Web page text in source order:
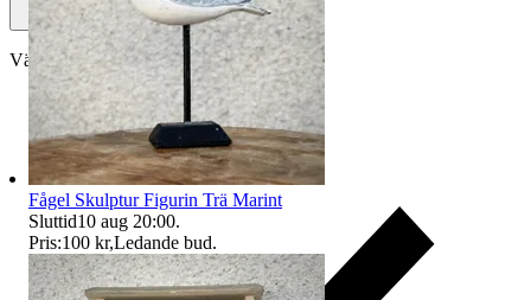
Välj till köparskydd
Fågel Skulptur Figurin Trä Marint
Sluttid10 aug 20:00.
Pris:100 kr,Ledande bud.